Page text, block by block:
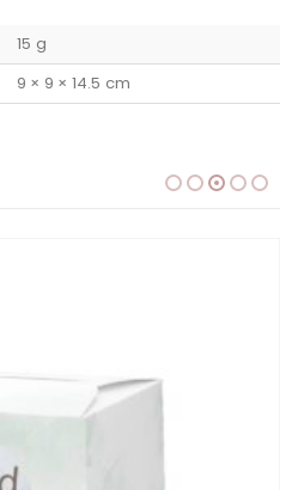
15 g
9 × 9 × 14.5 cm